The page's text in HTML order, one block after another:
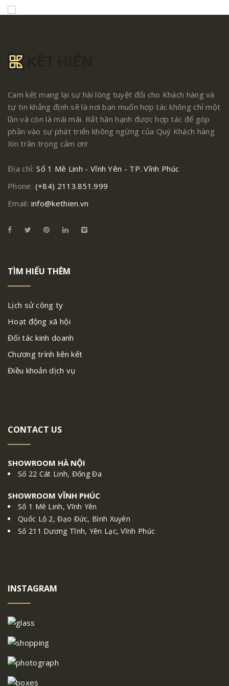
Cam kết mang lại sự hài lòng tuyệt đối cho Khách hàng và
tự tin khẳng định sẽ là nơi bạn muốn hợp tác không chỉ một
lần và còn là mãi mãi. Rất hân hạnh được hợp tác để góp
phần vào sự phát triển không ngừng của Quý Khách hàng
Xin trân trọng cảm ơn!
Địa chỉ: Số 1 Mê Linh - Vĩnh Yên - TP. Vĩnh Phúc
Phone: (+84) 2113.851.999
Email: info@kethien.vn
TÌM HIỂU THÊM
Lịch sử công ty
Hoạt động xã hội
Đối tác kinh doanh
Chương trình liên kết
Điều khoản dịch vụ
CONTACT US
SHOWROOM HÀ NỘI
Số 22 Cát Linh, Đống Đa
SHOWROOM VĨNH PHÚC
Số 1 Mê Linh, Vĩnh Yên
Quốc Lộ 2, Đạo Đức, Bình Xuyên
Số 211 Dương Tĩnh, Yên Lạc, Vĩnh Phúc
INSTAGRAM